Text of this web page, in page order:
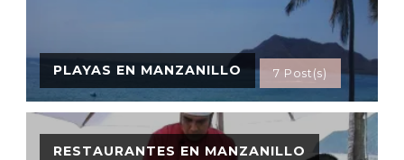
PLAYAS EN MANZANILLO 7 Post(s)
RESTAURANTES EN MANZANILLO